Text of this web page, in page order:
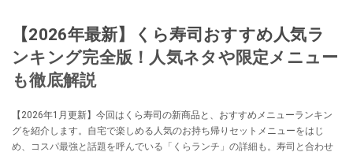
【2026年最新】くら寿司おすすめ人気ラ
ンキング完全版！人気ネタや限定メニュー
も徹底解説
【2026年1月更新】今回はくら寿司の新商品と、おすすめメニューランキン
グを紹介します。自宅で楽しめる人気のお持ち帰りセットメニューをはじ
め、コスパ最強と話題を呼んでいる「くらランチ」の詳細も。寿司と合わせ